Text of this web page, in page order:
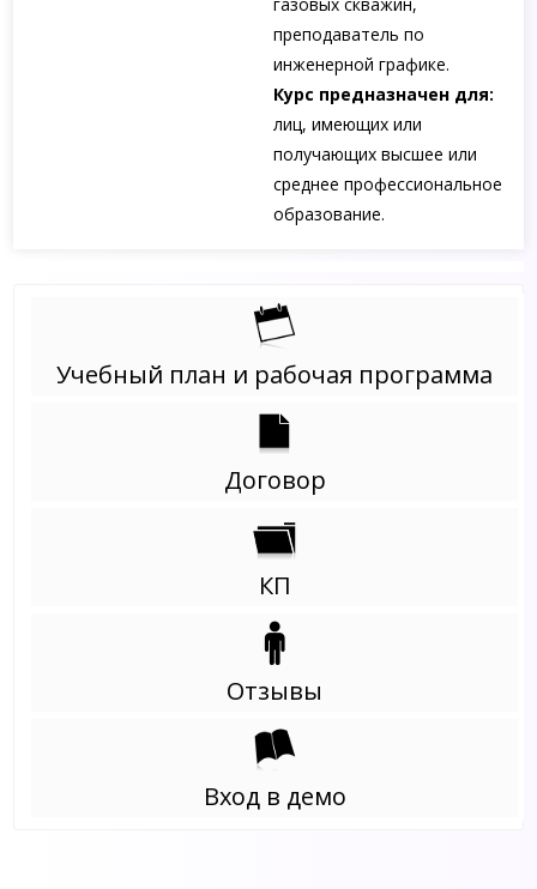
газовых скважин,
преподаватель по
инженерной графике.
Курс предназначен для:
лиц, имеющих или
получающих высшее или
среднее профессиональное
образование.
Учебный план и рабочая программа
Договор
КП
Отзывы
Вход в демо